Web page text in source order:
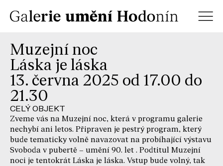
Muzejní noc
Láska je láska
13. června 2025 od 17.00 do
21.30
CELÝ OBJEKT
Zveme vás na Muzejní noc, která v programu galerie
nechybí ani letos. Připraven je pestrý program, který
bude tematicky volně navazovat na probíhající výstavu
Svoboda v pubertě – umění 90. let . Podtitul Muzejní
noci je tentokrát Láska je láska. Vstup bude volný, tak